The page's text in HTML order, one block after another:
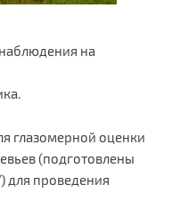
на
глазомерной оценки
(подготовлены
для проведения